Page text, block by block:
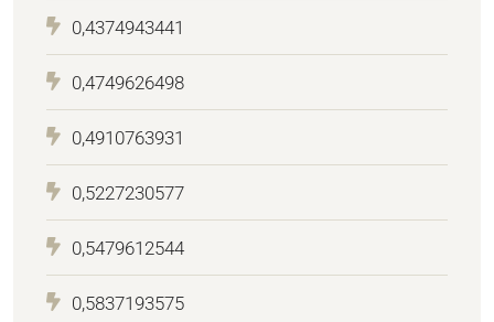
0,4374943441
0,4749626498
0,4910763931
0,5227230577
0,5479612544
0,5837193575